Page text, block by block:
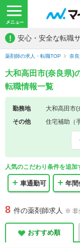
! 安心・安全な転職
薬剤師の求人・転職TOP 奈
大和高田市(奈良県)
転職情報一覧
勤務地
大和高田市(
その他
住宅補助（
人気のこだわり条件を追加
車通勤可 年間
8 件の薬剤師求人 ※ 非
おすすめ順